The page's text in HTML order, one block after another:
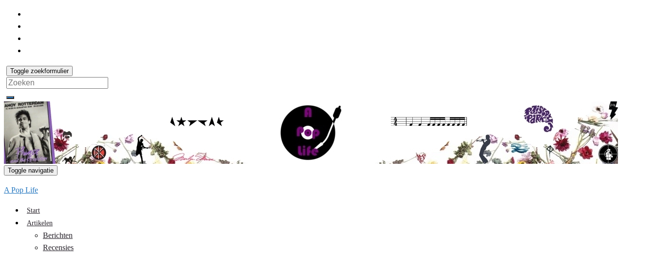
Toggle zoekformulier
Search
for:
Toggle navigatie
A Pop Life
Start
Artikelen
Berichten
Recensies